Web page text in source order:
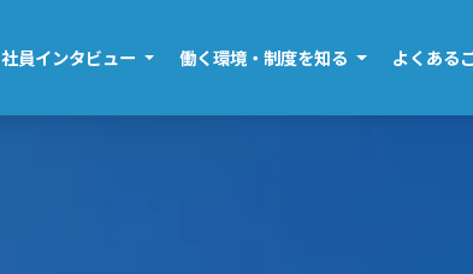
社員インタビュー 働く環境・制度を知る よくある